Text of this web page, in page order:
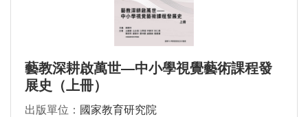
藝教深耕啟萬世—中小學視覺藝術課程發
展史（上冊）
出版單位： 國家教育研究院